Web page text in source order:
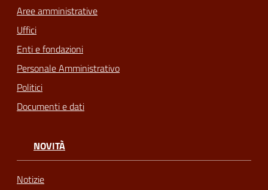
Aree amministrative
Uffici
Enti e fondazioni
Personale Amministrativo
Politici
Documenti e dati
NOVITÀ
Notizie